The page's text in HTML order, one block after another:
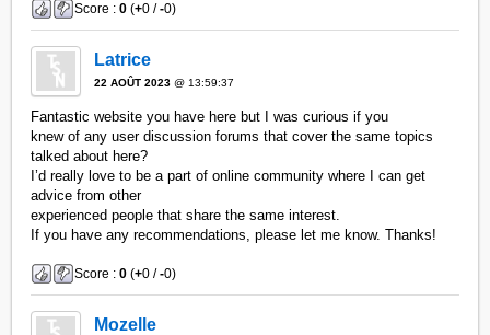
Score :0 (+0 /-0)
Latrice
22 AOÛT 2023 @ 13:59:37
Fantastic website you have here but I was curious if you
knew of any user discussion forums that cover the same topics
talked about here?
I’d really love to be a part of online community where I can get
advice from other
experienced people that share the same interest.
If you have any recommendations, please let me know. Thanks!
Score :0 (+0 /-0)
Mozelle